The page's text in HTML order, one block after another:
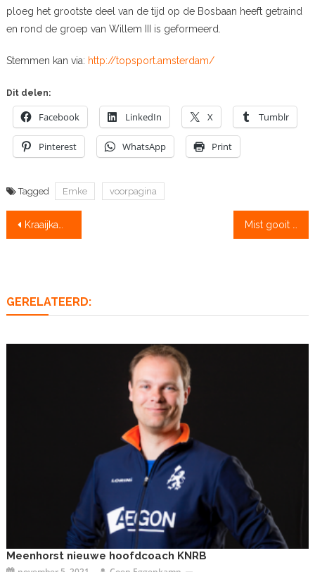
ploeg het grootste deel van de tijd op de Bosbaan heeft getraind
en rond de groep van Willem III is geformeerd.
Stemmen kan via: http://topsport.amsterdam/
Dit delen:
Facebook LinkedIn X Tumblr
Pinterest WhatsApp Print
Tagged Emke voorpagina
Bericht
Kraaijkamp: “Ik vind dit echt een goede grap”
GERELATEERD:
Meenhorst nieuwe hoofdcoach KNRB